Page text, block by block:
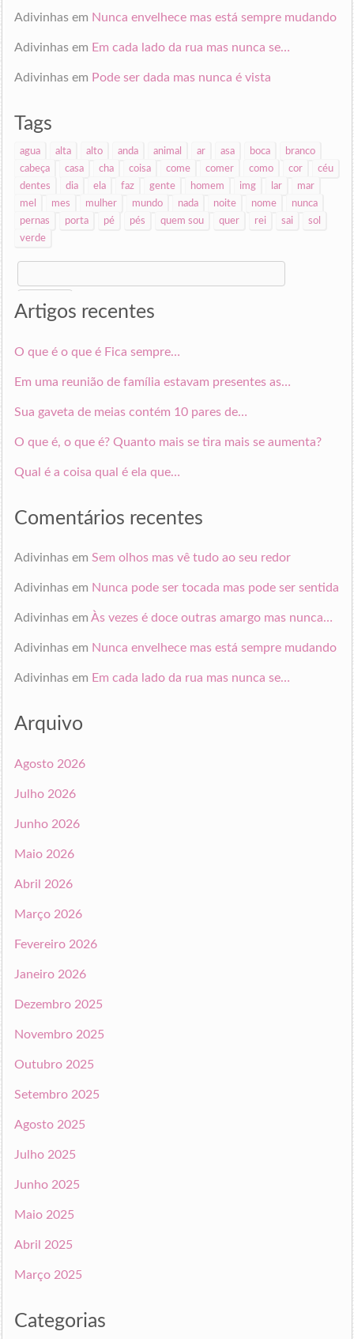
Adivinhasem Nunca envelhece mas está sempre mudando
Adivinhasem Em cada lado da rua mas nunca se…
Adivinhasem Pode ser dada mas nunca é vista
Tags
agua alta alto anda animal ar asa boca
branco
cabeça
casa cha coisa come comer como cor
céu
dentes
dia ela faz gente homem img lar
mar
mel
mes mulher mundo nada noite nome
nunca
pernas
porta pé pés quem sou quer rei sai
sol
verde
Search
for:
Artigos recentes
O que é o que é Fica sempre…
Em uma reunião de família estavam presentes as…
Sua gaveta de meias contém 10 pares de…
O que é, o que é? Quanto mais se tira mais se aumenta?
Qual é a coisa qual é ela que…
Comentários recentes
Adivinhasem Sem olhos mas vê tudo ao seu redor
Adivinhasem Nunca pode ser tocada mas pode ser sentida
Adivinhasem Às vezes é doce outras amargo mas nunca…
Adivinhasem Nunca envelhece mas está sempre mudando
Adivinhasem Em cada lado da rua mas nunca se…
Arquivo
Agosto 2026
Julho 2026
Junho 2026
Maio 2026
Abril 2026
Março 2026
Fevereiro 2026
Janeiro 2026
Dezembro 2025
Novembro 2025
Outubro 2025
Setembro 2025
Agosto 2025
Julho 2025
Junho 2025
Maio 2025
Abril 2025
Março 2025
Categorias